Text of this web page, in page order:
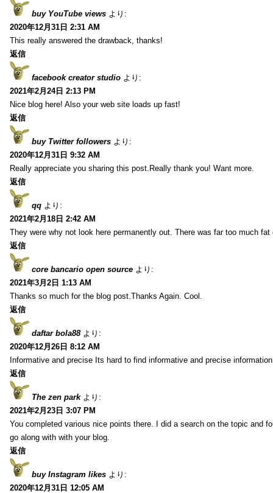
buy YouTube views より:
2020年12月31日 2:31 AM
This really answered the drawback, thanks!
返信
facebook creator studio より:
2021年2月24日 2:13 PM
Nice blog here! Also your web site loads up fast!
返信
buy Twitter followers より:
2020年12月31日 9:32 AM
Really appreciate you sharing this post.Really thank you! Want more.
返信
qq より:
2021年2月18日 2:42 AM
They were why not look here permanently out. There was far too much fat
返信
core bancario open source より:
2021年3月2日 1:13 AM
Thanks so much for the blog post.Thanks Again. Cool.
返信
daftar bola88 より:
2020年12月26日 8:12 AM
Informative and precise Its hard to find informative and precise
返信
The zen park より:
2021年2月23日 3:07 PM
You completed various nice points there. I did a search on the topic and
go along with with your blog.
返信
buy Instagram likes より:
2020年12月31日 12:05 AM